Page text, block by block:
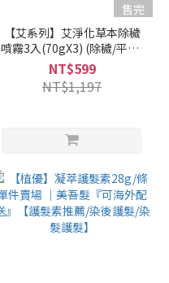
售完
【艾系列】艾淨化草本除穢
噴霧3入(70gX3) (除穢/平安/
淨化/艾草/芙蓉/抹草) 另有多
瓶組優惠賣場｜美吾髮『可
海外配送』
NT$599
NT$1,197